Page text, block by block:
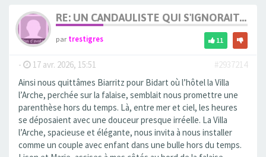
RE: UN CANDAULISTE QUI S'IGNORAIT...
partrestigres 11
- 17 avr. 2026, 15:51
#2937214
Ainsi nous quittâmes Biarritz pour Bidart où l’hôtel la Villa
l’Arche, perchée sur la falaise, semblait nous promettre une
parenthèse hors du temps. Là, entre mer et ciel, les heures
se déposaient avec une douceur presque irréelle. La Villa
l’Arche, spacieuse et élégante, nous invita à nous installer
comme un couple avec enfant dans une bulle hors du temps.